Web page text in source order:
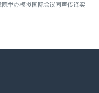
举办模拟国际会议同声传译实